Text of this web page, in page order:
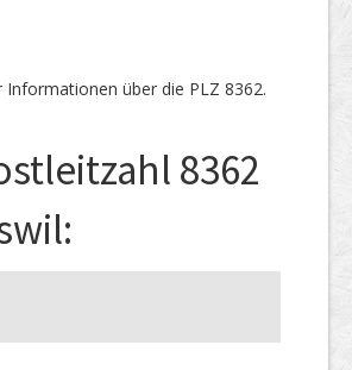
Informationen über die PLZ 8362.
8362